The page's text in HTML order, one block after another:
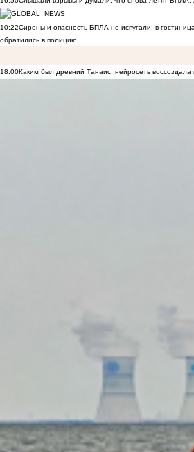
10:22Сирены и опасность БПЛА не испугали: в
обратились в полицию
18:00Каким был древний Танаис: нейросеть воссоздала